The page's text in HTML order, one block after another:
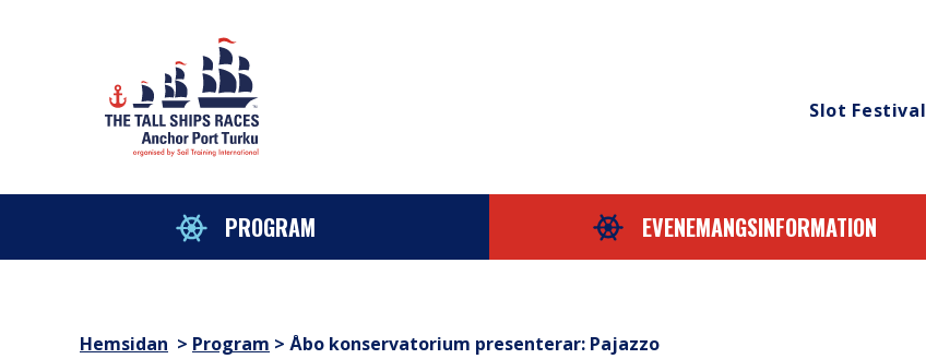
Slot Festival
PROGRAM EVENEMANGSINFORMATION
Hemsidan > Program > Åbo konservatorium presenterar: Pajazzo